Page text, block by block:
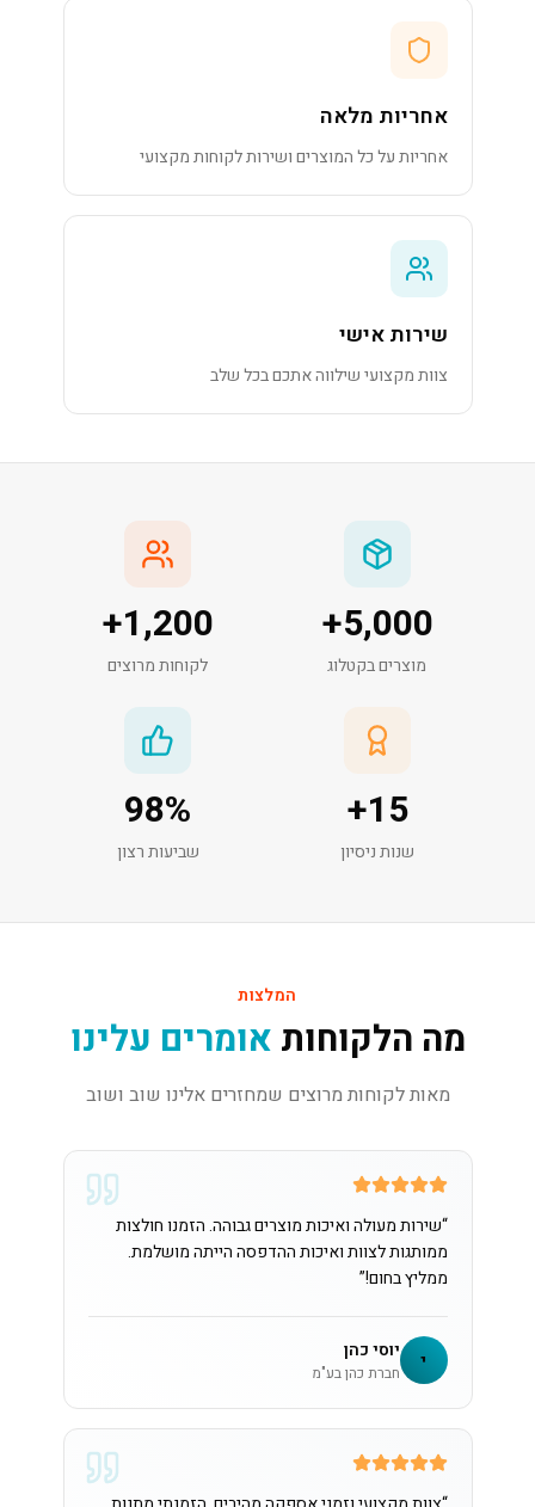
אחריות מלאה
אחריות על כל המוצרים ושירות לקוחות מקצועי
שירות אישי
צוות מקצועי שילווה אתכם בכל שלב
5,000
+
מוצרים בקטלוג
1,200
+
לקוחות מרוצים
15
+
שנות ניסיון
98%
שביעות רצון
המלצות
מה הלקוחות אומרים עלינו
מאות לקוחות מרוצים שמחזרים אלינו שוב ושוב
“שירות מעולה ואיכות מוצרים גבוהה. הזמנו חולצות
ממותגות לצוות ואיכות ההדפסה הייתה מושלמת.
ממליץ בחום!”
י יוסי כהן
חברת כהן בע"מ